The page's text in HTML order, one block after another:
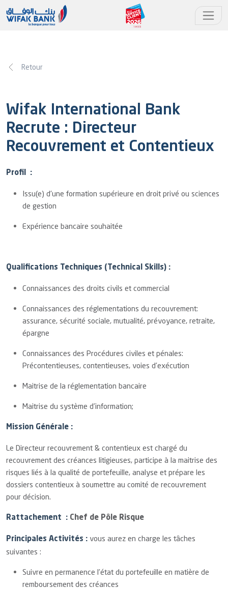
Retour
Wifak International Bank
Recrute : Directeur
Recouvrement et Contentieux
Profil :
Issu(e) d'une formation supérieure en droit privé ou sciences
de gestion
Expérience bancaire souhaitée
Qualifications Techniques (Technical Skills) :
Connaissances des droits civils et commercial
Connaissances des réglementations du recouvrement:
assurance, sécurité sociale, mutualité, prévoyance, retraite,
épargne
Connaissances des Procédures civiles et pénales:
Précontentieuses, contentieuses, voies d’exécution
Maitrise de la réglementation bancaire
Maitrise du système d’information;
Mission Générale :
Le Directeur recouvrement & contentieux est chargé du
recouvrement des créances litigieuses, participe à la maitrise des
risques liés à la qualité de portefeuille, analyse et prépare les
dossiers contentieux à soumettre au comité de recouvrement
pour décision.
Rattachement : Chef de Pôle Risque
Principales Activités : vous aurez en charge les tâches
suivantes :
Suivre en permanence l’état du portefeuille en matière de
remboursement des créances